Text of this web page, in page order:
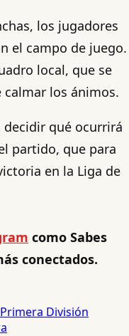
los jugadores
el campo de juego.
local, que se
los ánimos.
qué ocurrirá
partido, que para
en la Liga de
como Sabes
conectados.
División